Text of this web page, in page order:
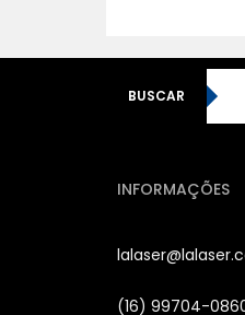
BUSCAR
INFORMAÇÕES
(16) 99704-